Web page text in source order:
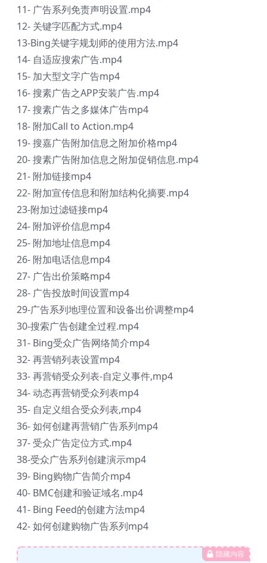
11- 广告系列免责声明设置.mp4
12- 关键字匹配方式.mp4
13-Bing关键字规划师的使用方法.mp4
14- 自适应搜索广告.mp4
15- 加大型文字广告mp4
16- 搜素广告之APP安装广告.mp4
17- 搜素广告之多媒体广告mp4
18- 附加Call to Action.mp4
19- 搜嘉广告附加信息之附加价格mp4
20- 搜素广告附加信息之附加促销信息.mp4
21- 附加链接mp4
22- 附加宣传信息和附加结构化摘要.mp4
23-附加过滤链接mp4
24- 附加评价信息mp4
25- 附加地址信息mp4
26- 附加电话信息mp4
27- 广告出价策略mp4
28- 广告投放时间设置mp4
29-广告系列地理位置和设备出价调整mp4
30-搜索广告创建全过程.mp4
31- Bing受众广告网络简介mp4
32- 再营销列表设置mp4
33- 再营销受众列表-自定义事件,mp4
34- 动态再营销受众列表mp4
35- 自定义组合受众列表,mp4
36- 如何创建再营销广告系列mp4
37- 受众广告定位方式.mp4
38-受众广告系列创建演示mp4
39- Bing购物广告简介mp4
40- BMC创建和验证域名.mp4
41- Bing Feed的创建方法mp4
42- 如何创建购物广告系列mp4
隐藏内容